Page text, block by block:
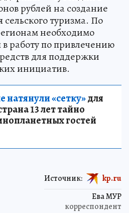
рублей на создание
туризма. По
необходимо
работу по привлечению
для поддержки
инициатив.
«сетку»для
13 лет тайно
гостей
Ева МУР
корреспондент
Источник: kp.ru